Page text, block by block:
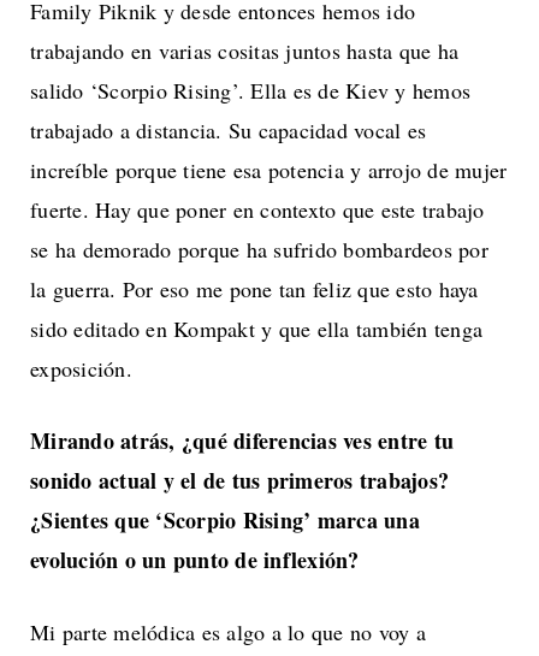
Family Piknik y desde entonces hemos ido
trabajando en varias cositas juntos hasta que ha
salido ‘Scorpio Rising’. Ella es de Kiev y hemos
trabajado a distancia. Su capacidad vocal es
increíble porque tiene esa potencia y arrojo de mujer
fuerte. Hay que poner en contexto que este trabajo
se ha demorado porque ha sufrido bombardeos por
la guerra. Por eso me pone tan feliz que esto haya
sido editado en Kompakt y que ella también tenga
exposición.
Mirando atrás, ¿qué diferencias ves entre tu
sonido actual y el de tus primeros trabajos?
¿Sientes que ‘Scorpio Rising’ marca una
evolución o un punto de inflexión?
Mi parte melódica es algo a lo que no voy a